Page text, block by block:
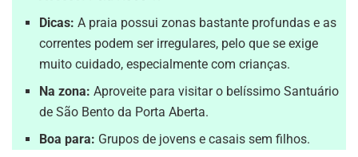
Dicas: A praia possui zonas bastante profundas e as
correntes podem ser irregulares, pelo que se exige
muito cuidado, especialmente com crianças.
Na zona: Aproveite para visitar o belíssimo Santuário
de São Bento da Porta Aberta.
Boa para: Grupos de jovens e casais sem filhos.